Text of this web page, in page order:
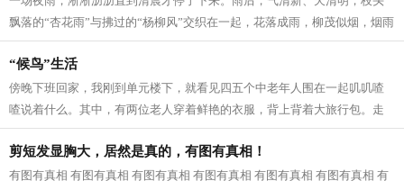
飘落的“杏花雨”与拂过的“杨柳风”交织在一起，花落成雨，柳茂似烟，烟雨
清明寄深情。 清明，逐雨而来。...
“候鸟”生活
傍晚下班回家，我刚到单元楼下，就看见四五个中老年人围在一起叽叽喳
喳说着什么。其中，有两位老人穿着鲜艳的衣服，背上背着大旅行包。走
近一看，原来是婆婆和公公，我已经快...
剪短发显胸大，居然是真的，有图有真相！
有图有真相 有图有真相 有图有真相 有图有真相 有图有真相 有图有真相 有